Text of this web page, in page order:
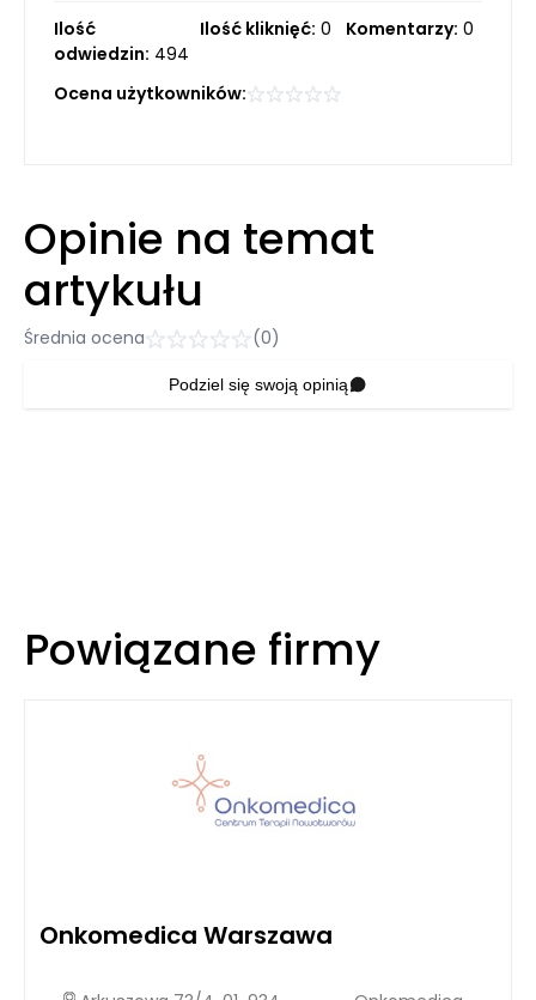
Ilość
odwiedzin: 494
Ilość kliknięć: 0 Komentarzy: 0
Ocena użytkowników:
Opinie na temat
artykułu
Średnia ocena (0)
Podziel się swoją opinią
Powiązane firmy
Onkomedica Warszawa